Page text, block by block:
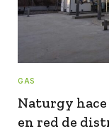
GAS
Naturgy
en red de